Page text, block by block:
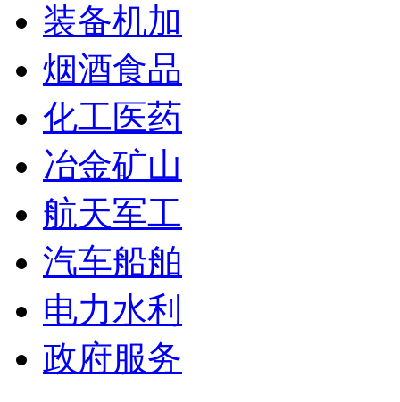
装备机加
烟酒食品
化工医药
冶金矿山
航天军工
汽车船舶
电力水利
政府服务